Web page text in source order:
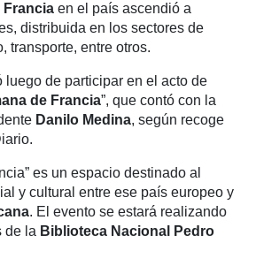
Francia en el país ascendió a
distribuida en los sectores de
transporte, entre otros.
luego de participar en el acto de
de Francia”, que contó con la
Danilo Medina, según recoge
es un espacio destinado al
y cultural entre ese país europeo y
. El evento se estará realizando
de la Biblioteca Nacional
Pedro